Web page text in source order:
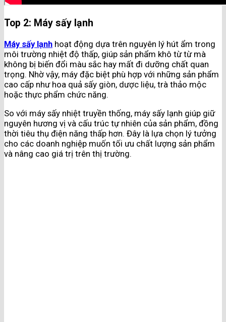
Top 2: Máy sấy lạnh
Máy sấy lạnh hoạt động dựa trên nguyên lý hút ẩm trong
môi trường nhiệt độ thấp, giúp sản phẩm khô từ từ mà
không bị biến đổi màu sắc hay mất đi dưỡng chất quan
trọng. Nhờ vậy, máy đặc biệt phù hợp với những sản phẩm
cao cấp như hoa quả sấy giòn, dược liệu, trà thảo mộc
hoặc thực phẩm chức năng.
So với máy sấy nhiệt truyền thống, máy sấy lạnh giúp giữ
nguyên hương vị và cấu trúc tự nhiên của sản phẩm, đồng
thời tiêu thụ điện năng thấp hơn. Đây là lựa chọn lý tưởng
cho các doanh nghiệp muốn tối ưu chất lượng sản phẩm
và nâng cao giá trị trên thị trường.